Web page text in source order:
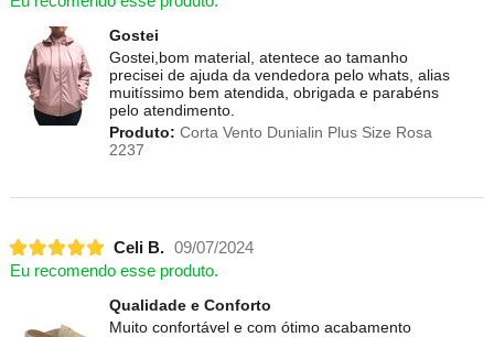
Gostei
Gostei,bom material, atentece ao tamanho
precisei de ajuda da vendedora pelo whats, alias
muitíssimo bem atendida, obrigada e parabéns
pelo atendimento.
Produto: Corta Vento Dunialin Plus Size Rosa
2237
Celi B. 09/07/2024
Eu recomendo esse produto.
Qualidade e Conforto
Muito confortável e com ótimo acabamento